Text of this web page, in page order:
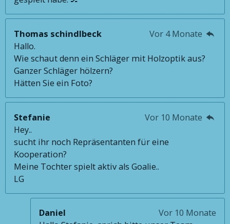
Thomas schindlbeck
Vor 4 Monate
Hallo.
Wie schaut denn ein Schläger mit Holzoptik aus?
Ganzer Schläger hölzern?
Hätten Sie ein Foto?
Stefanie
Vor 10 Monate
Hey..
sucht ihr noch Repräsentanten für eine
Kooperation?
Meine Tochter spielt aktiv als Goalie..
LG
Daniel
Vor 10 Monate